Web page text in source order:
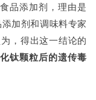
品添加剂，理由是
加剂和调味料专家
，得出这一结论的
钛颗粒后的遗传毒